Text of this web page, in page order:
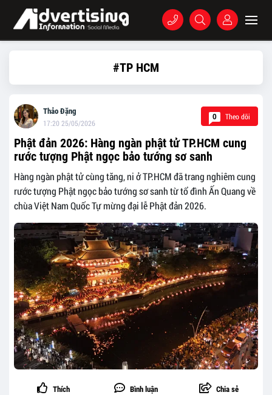
#TP HCM
Thảo Đặng
17:20 25/05/2026
0 Theo dõi
Phật đản 2026: Hàng ngàn phật tử TP.HCM cung
rước tượng Phật ngọc bảo tướng sơ sanh
Hàng ngàn phật tử cùng tăng, ni ở TP.HCM đã trang nghiêm cung
rước tượng Phật ngọc bảo tướng sơ sanh từ tổ đình Ấn Quang về
chùa Việt Nam Quốc Tự mừng đại lễ Phật đản 2026.
Thích Bình luận Chia sẻ